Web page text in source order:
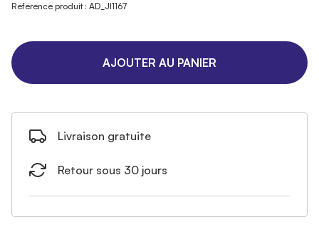
Référence produit : AD_JI1167
AJOUTER AU PANIER
Livraison gratuite
Retour sous 30 jours